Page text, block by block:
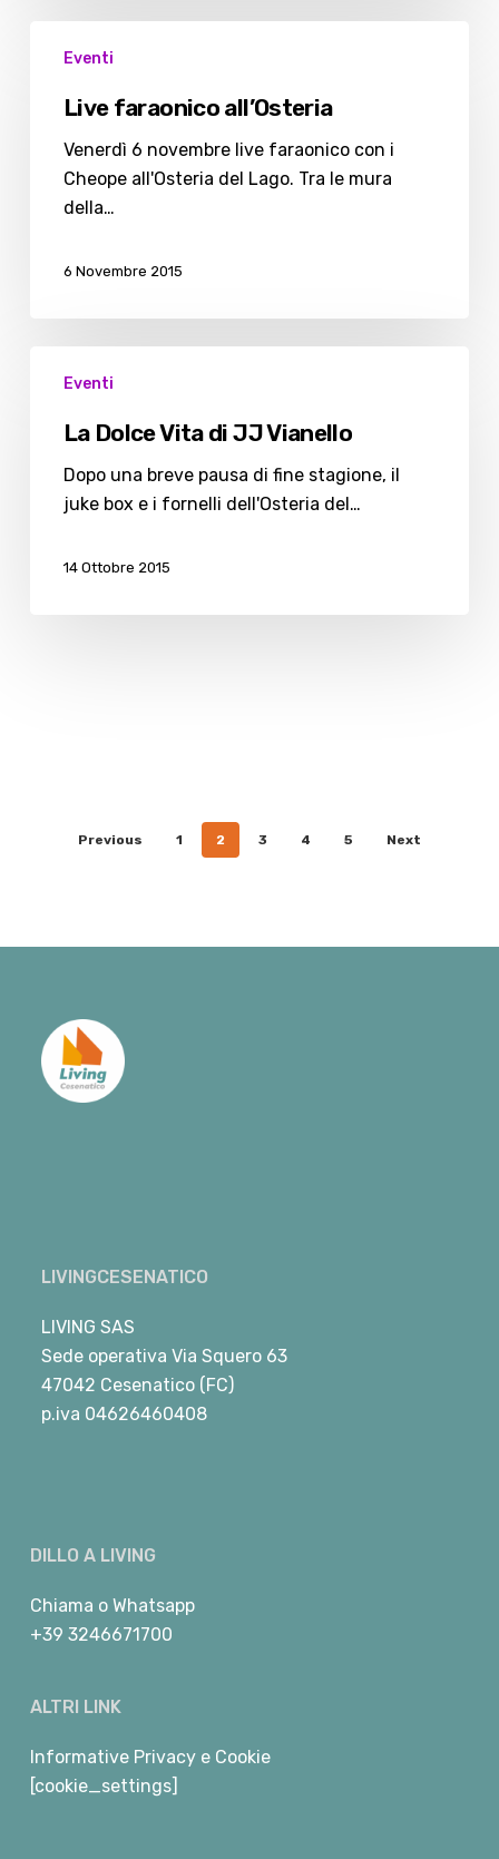
faraonico
Eventi
Live faraonico all’Osteria
Venerdì 6 novembre live faraonico con i
Cheope all'Osteria del Lago. Tra le mura
della…
6 Novembre 2015
Dolce
Vianello
Eventi
La Dolce Vita di JJ Vianello
Dopo una breve pausa di fine stagione, il
juke box e i fornelli dell'Osteria del…
14 Ottobre 2015
Previous 1 2 3 4 5 Next
LIVINGCESENATICO
LIVING SAS
Sede operativa Via Squero 63
47042 Cesenatico (FC)
p.iva 04626460408
DILLO A LIVING
Chiama o Whatsapp
+39 3246671700
ALTRI LINK
Informative Privacy e Cookie
[cookie_settings]